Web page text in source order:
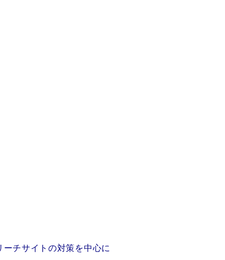
チサイトの対策を中心に